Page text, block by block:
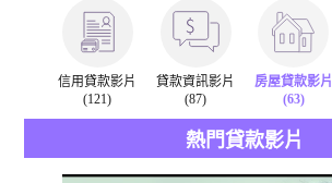
信用貸款影片
(121)
貸款資訊影片
(87)
房屋貸款影片
(63)
熱門貸款影片